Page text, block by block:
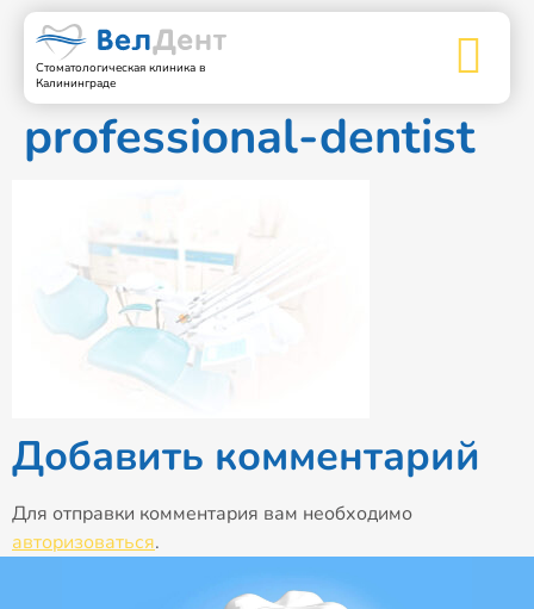
Стоматологическая клиника в
Калининграде
professional-dentist
Добавить комментарий
Для отправки комментария вам необходимо
авторизоваться.